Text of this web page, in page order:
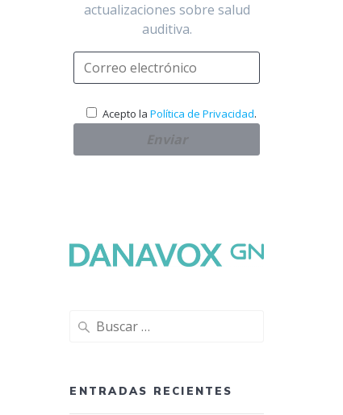
actualizaciones sobre salud
auditiva.
Acepto laPolítica de Privacidad.
Buscar:
ENTRADAS RECIENTES